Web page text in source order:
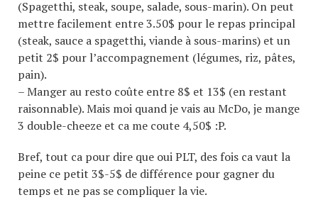
(Spagetthi, steak, soupe, salade, sous-marin). On peut
mettre facilement entre 3.50$ pour le repas principal
(steak, sauce a spagetthi, viande à sous-marins) et un
petit 2$ pour l’accompagnement (légumes, riz, pâtes,
pain).
– Manger au resto coûte entre 8$ et 13$ (en restant
raisonnable). Mais moi quand je vais au McDo, je mange
3 double-cheeze et ca me coute 4,50$ :P.
Bref, tout ca pour dire que oui PLT, des fois ca vaut la
peine ce petit 3$-5$ de différence pour gagner du
temps et ne pas se compliquer la vie.